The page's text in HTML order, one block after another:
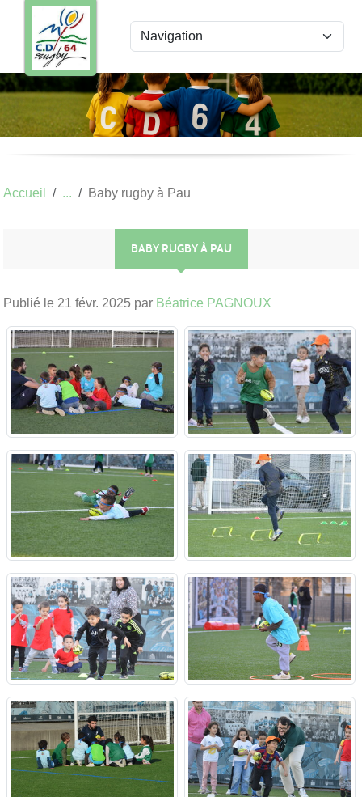
Accueil Baby rugby à Pau
BABY RUGBY À PAU
Publié le 21 févr. 2025 par Béatrice PAGNOUX
Panneau de gestion des cookies